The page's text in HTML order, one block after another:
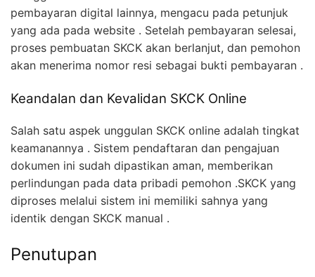
pembayaran digital lainnya, mengacu pada petunjuk
yang ada pada website . Setelah pembayaran selesai,
proses pembuatan SKCK akan berlanjut, dan pemohon
akan menerima nomor resi sebagai bukti pembayaran .
Keandalan dan Kevalidan SKCK Online
Salah satu aspek unggulan SKCK online adalah tingkat
keamanannya . Sistem pendaftaran dan pengajuan
dokumen ini sudah dipastikan aman, memberikan
perlindungan pada data pribadi pemohon .SKCK yang
diproses melalui sistem ini memiliki sahnya yang
identik dengan SKCK manual .
Penutupan